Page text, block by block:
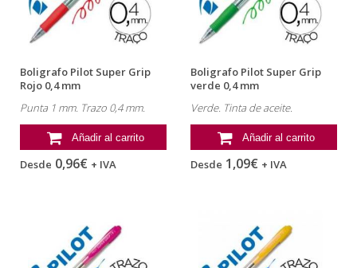
Boligrafo Pilot Super Grip
Rojo 0,4 mm
Punta 1 mm. Trazo 0,4 mm.
Añadir al carrito
Desde 0,96€ + IVA
Boligrafo Pilot Super Grip
verde 0,4 mm
Verde. Tinta de aceite.
Añadir al carrito
Desde 1,09€ + IVA